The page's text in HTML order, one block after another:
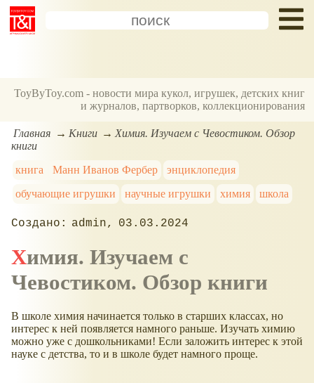
ToyByToy.com - новости мира кукол, игрушек, детских книг
и журналов, партворков, коллекционирования
Главная Книги
Химия. Изучаем с Чевостиком. Обзор
книги
книга
Манн Иванов Фербер
энциклопедия
обучающие игрушки
научные игрушки химия школа
admin 03.03.2024
Химия. Изучаем с
Чевостиком. Обзор книги
В школе химия начинается только в старших классах, но
интерес к ней появляется намного раньше. Изучать химию
можно уже с дошкольниками! Если заложить интерес к этой
науке с детства, то и в школе будет намного проще.